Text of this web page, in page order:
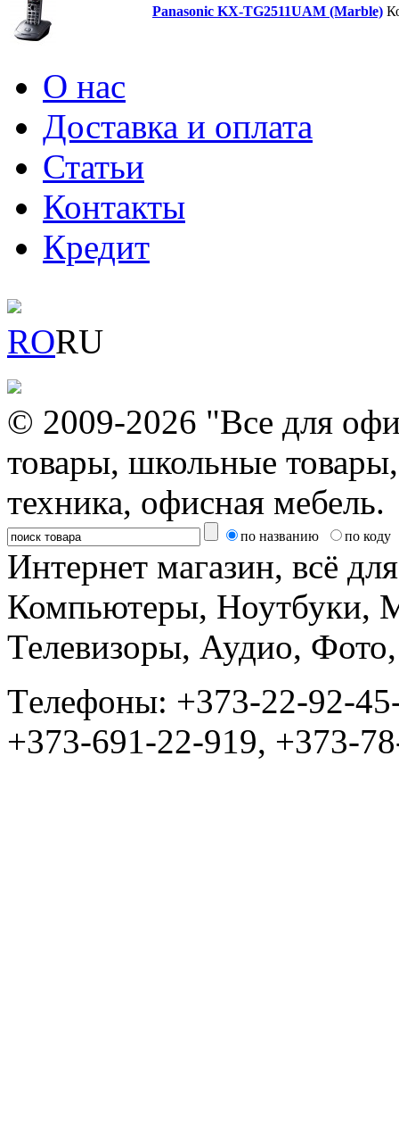
Panasonic KX-TG2511UAM (Marble)
О нас
Доставка и оплата
Статьи
Контакты
Кредит
RORU
© 2009-2026 "Все для
товары, школьные
техника, офисная мебель.
по названию по коду
Интернет магазин, всё
Компьютеры, Ноутбуки,
Телевизоры, Аудио,
Tелефоны: +373-22-92-
+373-691-22-919, +373-